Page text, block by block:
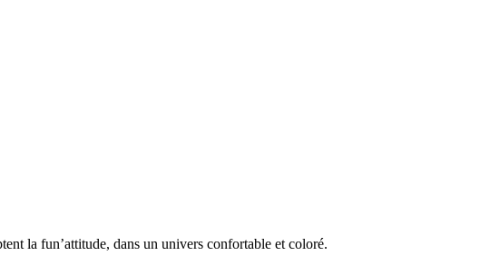
la fun’attitude, dans un univers confortable et coloré.